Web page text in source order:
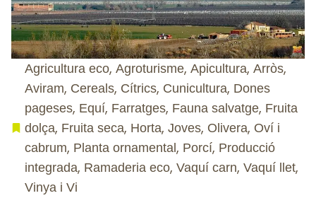
Agricultura eco, Agroturisme, Apicultura, Arròs,
Aviram, Cereals, Cítrics, Cunicultura, Dones
pageses, Equí, Farratges, Fauna salvatge, Fruita
dolça, Fruita seca, Horta, Joves, Olivera, Oví i
cabrum, Planta ornamental, Porcí, Producció
integrada, Ramaderia eco, Vaquí carn, Vaquí llet,
Vinya i Vi